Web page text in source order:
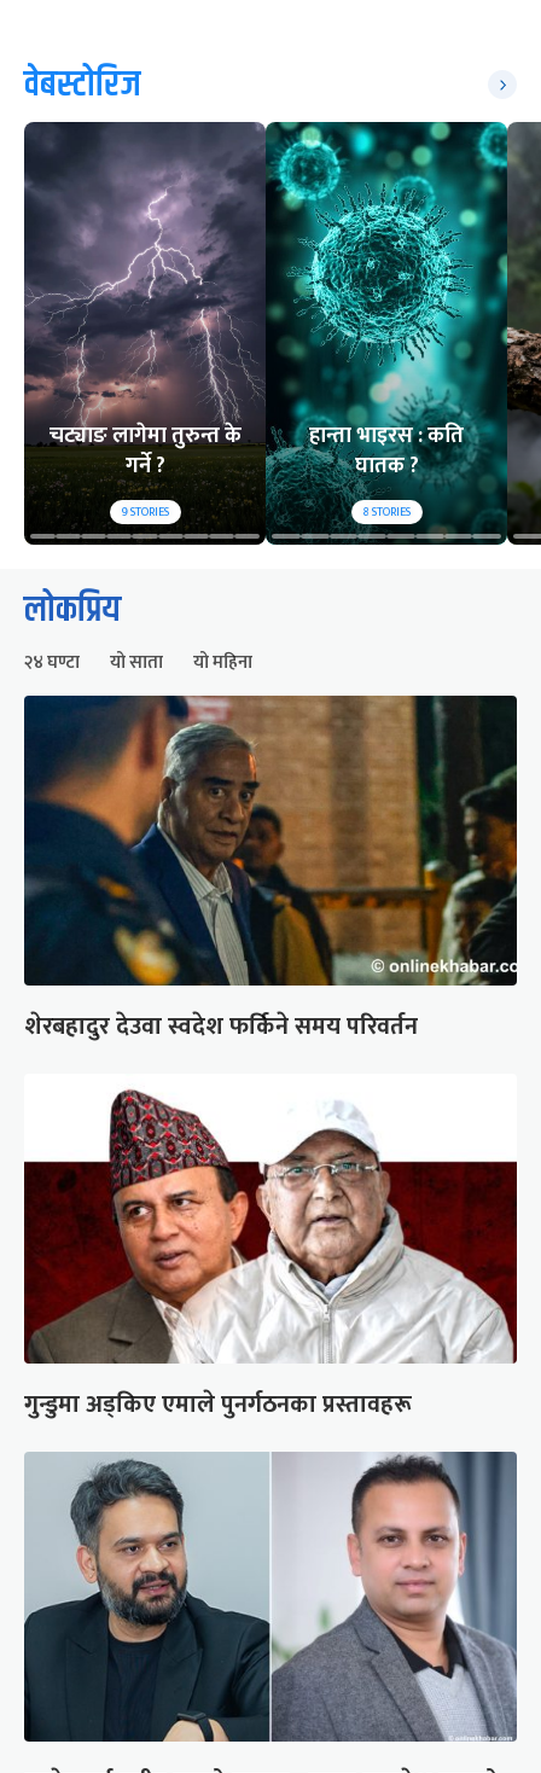
वेबस्टोरिज
चट्याङ लागेमा तुरुन्त के
गर्ने ?
9STORIES
हान्ता भाइरस : कति
घातक ?
8STORIES
लोकप्रिय
२४ घण्टा यो साता यो महिना
शेरबहादुर देउवा स्वदेश फर्किने समय परिवर्तन
गुन्डुमा अड्किए एमाले पुनर्गठनका प्रस्तावहरू